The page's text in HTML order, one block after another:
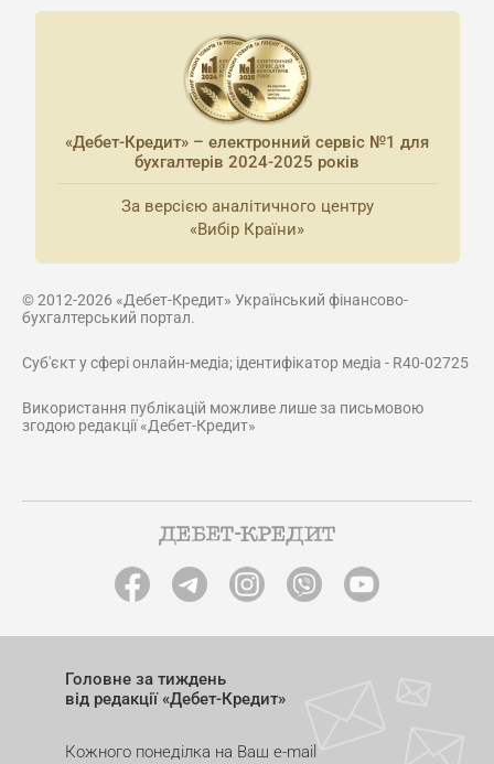
«Дебет-Кредит» – електронний сервіс №1 для
бухгалтерів 2024-2025 років
За версією аналітичного центру
«Вибір Країни»
© 2012-2026 «Дебет-Кредит» Український фінансово-
бухгалтерський портал.
Суб'єкт у сфері онлайн-медіа; ідентифікатор медіа - R40-02725
Використання публікацій можливе лише за письмовою
згодою редакції «Дебет-Кредит»
Головне за тиждень
від редакції «Дебет-Кредит»
Кожного понеділка на Ваш e-mail